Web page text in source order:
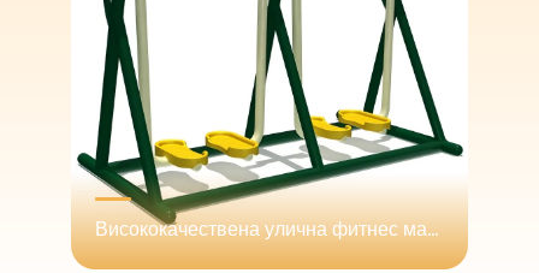
Търговски клас вътрешна детска игра с модулна мека игрище и пълни удобства